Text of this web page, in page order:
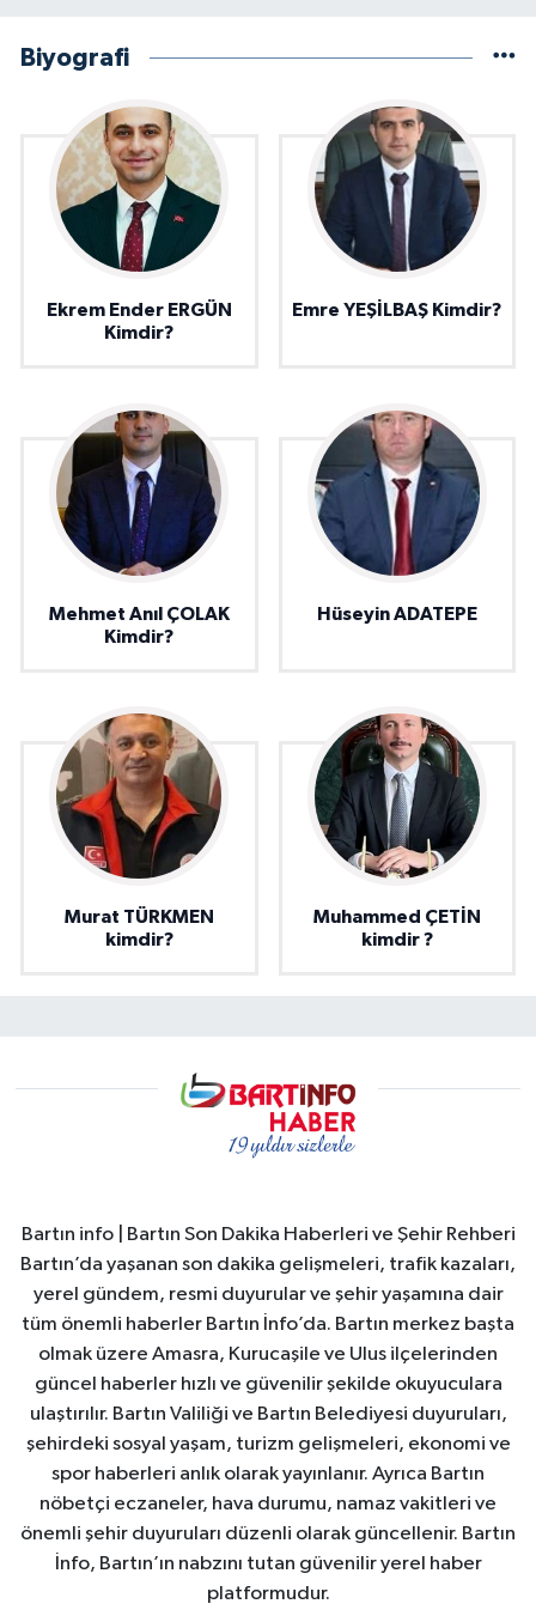
Biyografi
Ekrem Ender ERGÜN
Kimdir?
Emre YEŞİLBAŞ Kimdir?
Mehmet Anıl ÇOLAK
Kimdir?
Hüseyin ADATEPE
Murat TÜRKMEN
kimdir?
Muhammed ÇETİN
kimdir ?
Bartın info | Bartın Son Dakika Haberleri ve Şehir Rehberi
Bartın’da yaşanan son dakika gelişmeleri, trafik kazaları,
yerel gündem, resmi duyurular ve şehir yaşamına dair
tüm önemli haberler Bartın İnfo’da. Bartın merkez başta
olmak üzere Amasra, Kurucaşile ve Ulus ilçelerinden
güncel haberler hızlı ve güvenilir şekilde okuyuculara
ulaştırılır. Bartın Valiliği ve Bartın Belediyesi duyuruları,
şehirdeki sosyal yaşam, turizm gelişmeleri, ekonomi ve
spor haberleri anlık olarak yayınlanır. Ayrıca Bartın
nöbetçi eczaneler, hava durumu, namaz vakitleri ve
önemli şehir duyuruları düzenli olarak güncellenir. Bartın
İnfo, Bartın’ın nabzını tutan güvenilir yerel haber
platformudur.